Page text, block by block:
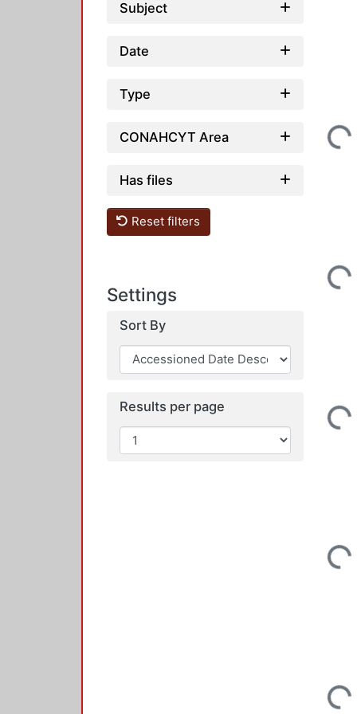
Subject
Date
Type
CONAHCYT Area
Has files
Reset filters
Settings
Sort By
Results per page
Loading...
Loading...
Loading...
Loading...
Loading...